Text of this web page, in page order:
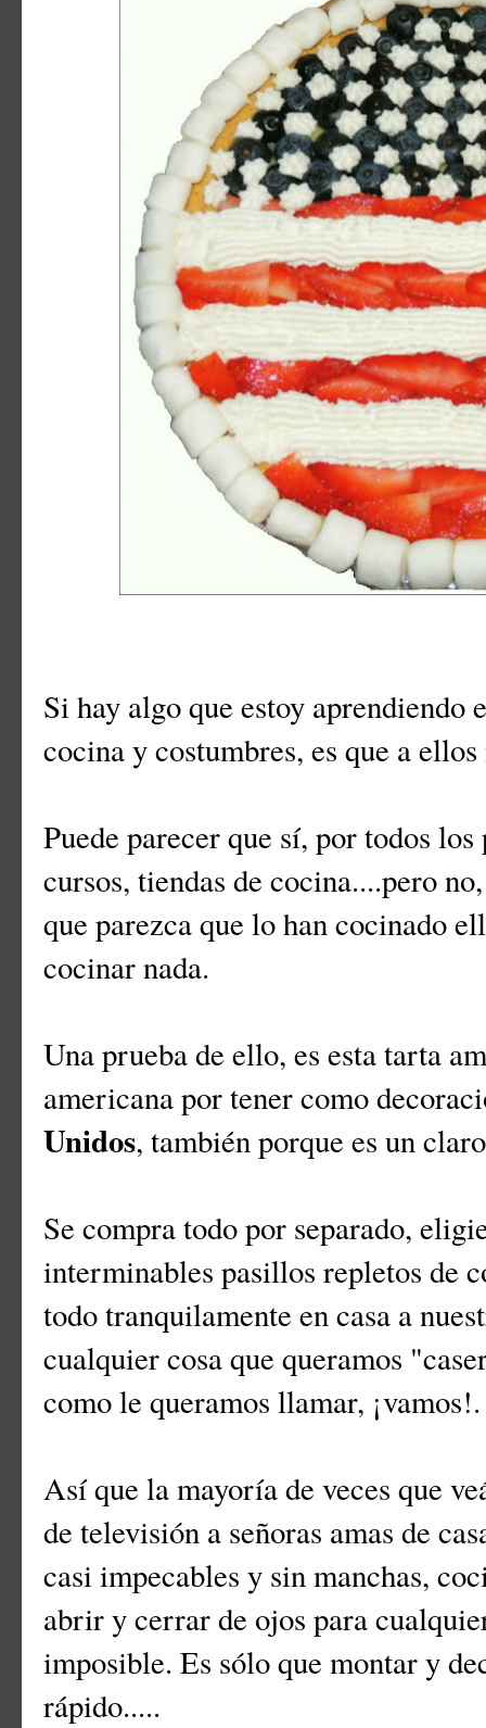
Si hay algo que estoy aprendiendo
cocina y costumbres, es que a
Puede parecer que sí, por todos
cursos, tiendas de cocina....pero
que parezca que lo han cocinado
cocinar nada.
Una prueba de ello, es esta tarta
americana por tener como
Unidos, también porque es un
Se compra todo por separado,
interminables pasillos repletos de
todo tranquilamente en casa a
cualquier cosa que queramos
como le queramos llamar, ¡vamos!.
Así que la mayoría de veces que
de televisión a señoras amas de
casi impecables y sin manchas,
abrir y cerrar de ojos para
imposible. Es sólo que montar y
rápido.....